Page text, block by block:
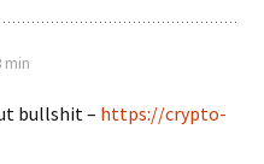
min
bullshit – https://crypto-